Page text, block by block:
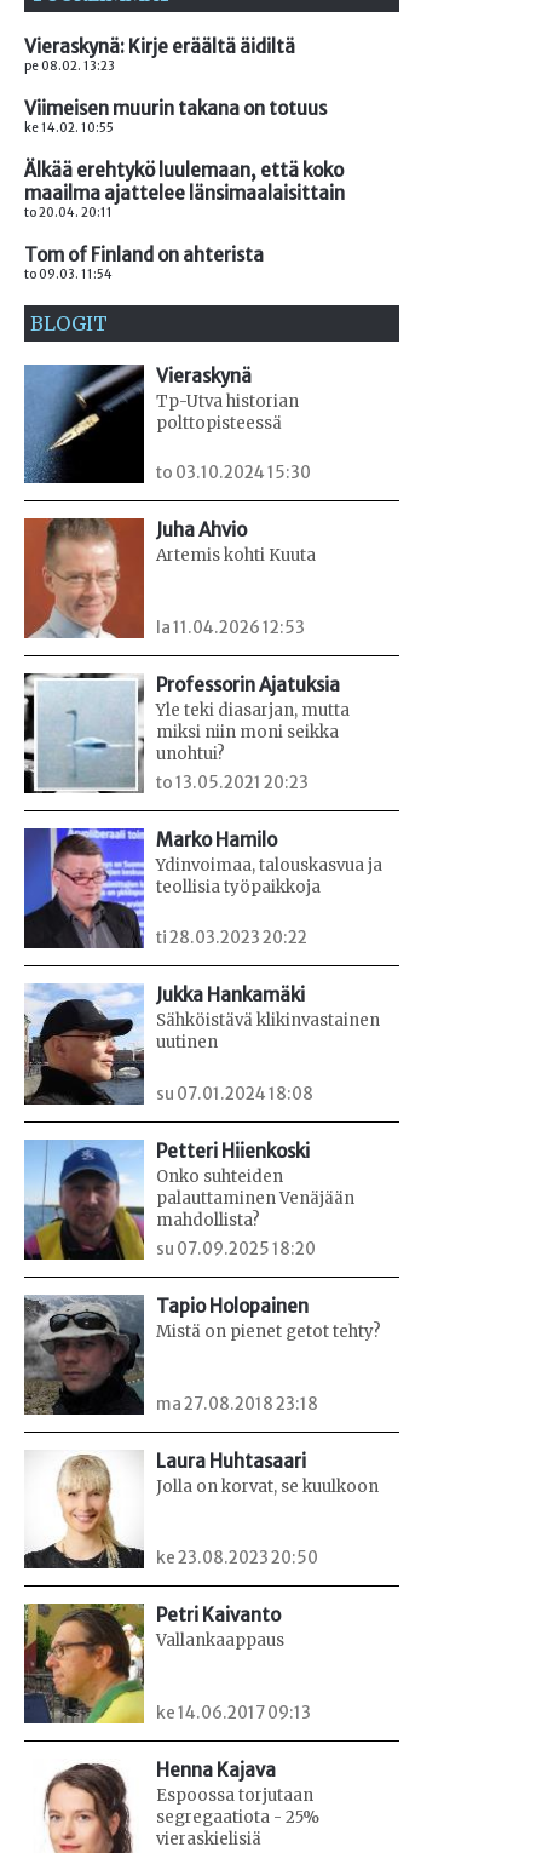
Vieraskynä: Kirje eräältä äidiltä
pe 08.02. 13:23
Viimeisen muurin takana on totuus
ke 14.02. 10:55
Älkää erehtykö luulemaan, että koko
maailma ajattelee länsimaalaisittain
to 20.04. 20:11
Tom of Finland on ahterista
to 09.03. 11:54
BLOGIT
Vieraskynä
Tp-Utva historian
polttopisteessä
to 03.10.2024 15:30
Juha Ahvio
Artemis kohti Kuuta
la 11.04.2026 12:53
Professorin Ajatuksia
Yle teki diasarjan, mutta
miksi niin moni seikka
unohtui?
to 13.05.2021 20:23
Marko Hamilo
Ydinvoimaa, talouskasvua ja
teollisia työpaikkoja
ti 28.03.2023 20:22
Jukka Hankamäki
Sähköistävä klikinvastainen
uutinen
su 07.01.2024 18:08
Petteri Hiienkoski
Onko suhteiden
palauttaminen Venäjään
mahdollista?
su 07.09.2025 18:20
Tapio Holopainen
Mistä on pienet getot tehty?
ma 27.08.2018 23:18
Laura Huhtasaari
Jolla on korvat, se kuulkoon
ke 23.08.2023 20:50
Petri Kaivanto
Vallankaappaus
ke 14.06.2017 09:13
Henna Kajava
Espoossa torjutaan
segregaatiota - 25%
vieraskielisiä